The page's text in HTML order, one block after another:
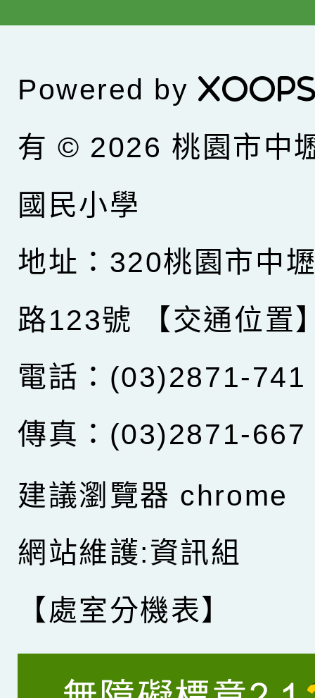
Powered by
有 © 2026 桃園市中
國民小學
地址：320桃園市中
路123號
【交通位置
電話：(03)2871-741
傳真：(03)2871-667
建議瀏覽器 chrome
網站維護:資訊組
【處室分機表】